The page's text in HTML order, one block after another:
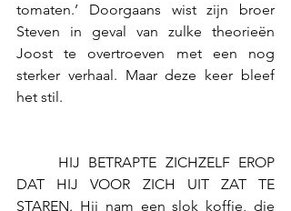
tomaten.’ Doorgaans wist zijn broer
Steven in geval van zulke theorieën
Joost te overtroeven met een nog
sterker verhaal. Maar deze keer bleef
het stil.
DAT HIJ VOOR ZICH UIT ZAT TE
STAREN. Hij nam een slok koffie, die